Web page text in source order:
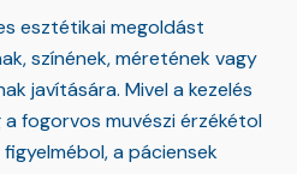
esztétikai megoldást
színének, méretének vagy
javítására. Mivel a kezelés
fogorvos muvészi érzékétol
a páciensek